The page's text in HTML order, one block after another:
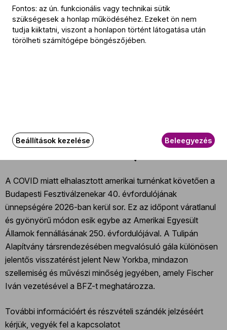
Dohnányi Ernő (→bio)
Szerenád vonóstrióra, Op. 10
A BFZ Európai Zenekari Akadémiájának tagjai
A COVID miatt elhalasztott amerikai turnénkat követően a
Budapesti Fesztiválzenekar 40. évfordulójának
ünnepségére 2026-ban kerül sor. Ez az időpont váratlanul
és gyönyörű módon esik egybe az Amerikai Egyesült
Államok fennállásának 250. évfordulójával. A Tulipán
Alapítvány társrendezésében megvalósuló gála különösen
jelentős visszatérést jelent New Yorkba, mindazon
szellemiség és művészi minőség jegyében, amely Fischer
Iván vezetésével a BFZ-t meghatározza.
További információért és részvételi szándék jelzéséért
kérjük, vegyék fel a kapcsolatot
Fontos: az ún. funkcionális vagy technikai sütik
szükségesek a honlap működéséhez. Ezeket ön nem
tudja kiiktatni, viszont a honlapon történt látogatása után
törölheti számítógépe böngészőjében.
Beállítások kezelése Beleegyezés